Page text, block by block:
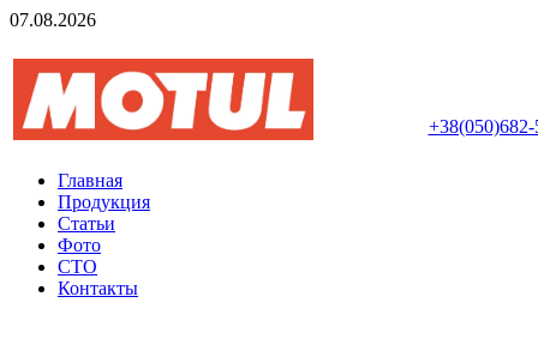
07.08.2026
+38(050)682-
Главная
Продукция
Статьи
Фото
СТО
Контакты